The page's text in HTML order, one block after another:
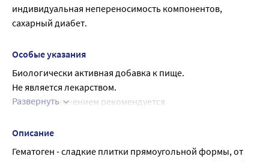
индивидуальная непереносимость компонентов,
сахарный диабет.
Особые указания
Биологически активная добавка к пище.
Не является лекарством.
Перед применением рекомендуется
Развернуть
Описание
Гематоген - сладкие плитки прямоугольной формы, от